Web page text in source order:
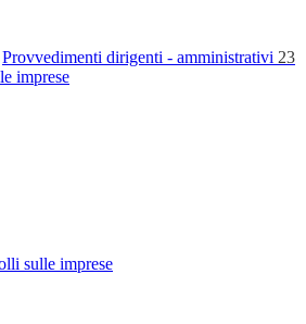
Provvedimenti dirigenti - amministrativi 23
imprese
sulle imprese